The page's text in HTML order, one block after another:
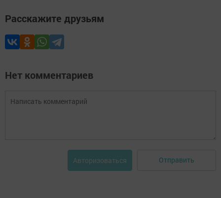
Расскажите друзьям
Нет комментариев
Авторизоваться Отправить